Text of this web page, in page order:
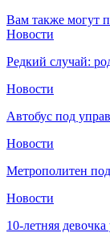
Вам также могут
Новости
Редкий случай:
Новости
Автобус под
Новости
Метрополитен
Новости
10-летняя